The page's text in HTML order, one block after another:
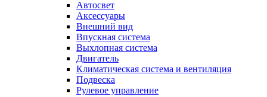
Автосвет
Аксессуары
Внешний вид
Впускная система
Выхлопная система
Двигатель
Климатическая система и вентиляция
Подвеска
Рулевое управление